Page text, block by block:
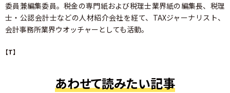
委員兼編集委員。税金の専門紙および税理士業界紙の編集長、税理
士・公認会計士などの人材紹介会社を経て、TAXジャーナリスト、
会計事務所業界ウオッチャーとしても活動。
【T】
あわせて読みたい記事